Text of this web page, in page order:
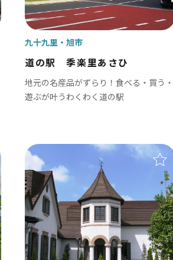
成田市
佐倉市
八街市
印西市
白井市
香取市
酒々井町
栄町
神崎町
多古町
道の駅 季楽里あさひ
地元の名産品がずらり！食べる・買う・
遊ぶが叶うわくわく道の駅
九十九里 旭市